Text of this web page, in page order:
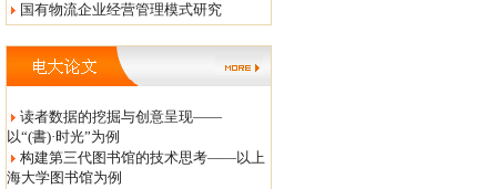
国有物流企业经营管理模式研究
读者数据的挖掘与创意呈现——
以“(書)·时光”为例
构建第三代图书馆的技术思考——以上
海大学图书馆为例